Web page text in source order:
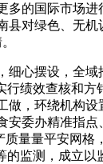
的国际市场
对绿色、无
摆设，全
绩效查核和
，环绕机构
委办精准指
量量平安网
监测，成立